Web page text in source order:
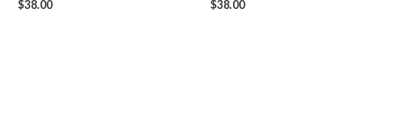
$38.00 $38.00